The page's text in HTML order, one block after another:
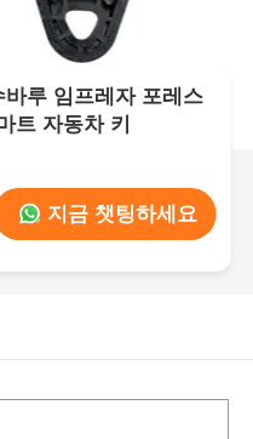
루 임프레자 포레스
트 자동차 키
지금 챗팅하세요